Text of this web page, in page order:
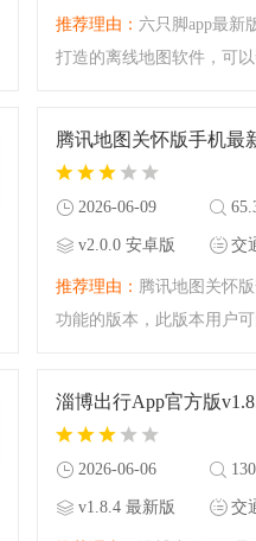
推荐理由： 六只脚app最新
打造的离线地图软件，可
脚还可以查看更多用户分
2026-06-09
v2.0.0 安卓版 交
推荐理由： 腾讯地图关怀
功能的版本，此版本用户
淄博出行App官方版
2026-06-06
v1.8.4 最新版 交